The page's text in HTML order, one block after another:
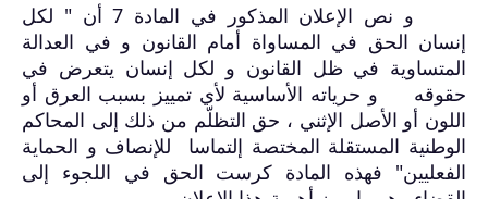
و نص الإعلان المذكور في المادة 7 أن " لكل
إنسان الحق في المساواة أمام القانون و في العدالة
المتساوية في ظل القانون و لكل إنسان يتعرض في
حقوقه و حرياته الأساسية لأي تمييز بسبب العرق أو
اللون أو الأصل الإثني ، حق التظلّم من ذلك إلى المحاكم
الوطنية المستقلة المختصة إلتماسا للإنصاف و الحماية
الفعليين" فهذه المادة كرست الحق في اللجوء إلى